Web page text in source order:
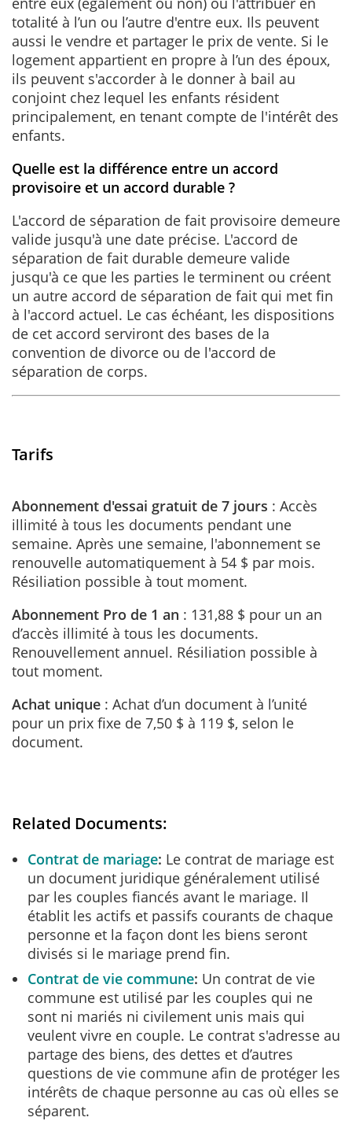
totalité à l’un ou l’autre d'entre eux. Ils peuvent
aussi le vendre et partager le prix de vente. Si le
logement appartient en propre à l’un des époux,
ils peuvent s'accorder à le donner à bail au
conjoint chez lequel les enfants résident
principalement, en tenant compte de l'intérêt des
enfants.
Quelle est la différence entre un accord
provisoire et un accord durable ?
L'accord de séparation de fait provisoire demeure
valide jusqu'à une date précise. L'accord de
séparation de fait durable demeure valide
jusqu'à ce que les parties le terminent ou créent
un autre accord de séparation de fait qui met fin
à l'accord actuel. Le cas échéant, les dispositions
de cet accord serviront des bases de la
convention de divorce ou de l'accord de
séparation de corps.
Tarifs
Abonnement d'essai gratuit de 7 jours : Accès
illimité à tous les documents pendant une
semaine. Après une semaine, l'abonnement se
renouvelle automatiquement à 54 $ par mois.
Résiliation possible à tout moment.
Abonnement Pro de 1 an : 131,88 $ pour un an
d’accès illimité à tous les documents.
Renouvellement annuel. Résiliation possible à
tout moment.
Achat unique : Achat d’un document à l’unité
pour un prix fixe de 7,50 $ à 119 $, selon le
document.
Related Documents:
Contrat de mariage Le contrat de mariage est
un document juridique généralement utilisé
par les couples fiancés avant le mariage. Il
établit les actifs et passifs courants de chaque
personne et la façon dont les biens seront
divisés si le mariage prend fin.
Contrat de vie commune Un contrat de vie
commune est utilisé par les couples qui ne
sont ni mariés ni civilement unis mais qui
veulent vivre en couple. Le contrat s'adresse au
partage des biens, des dettes et d’autres
questions de vie commune afin de protéger les
intérêts de chaque personne au cas où elles se
séparent.